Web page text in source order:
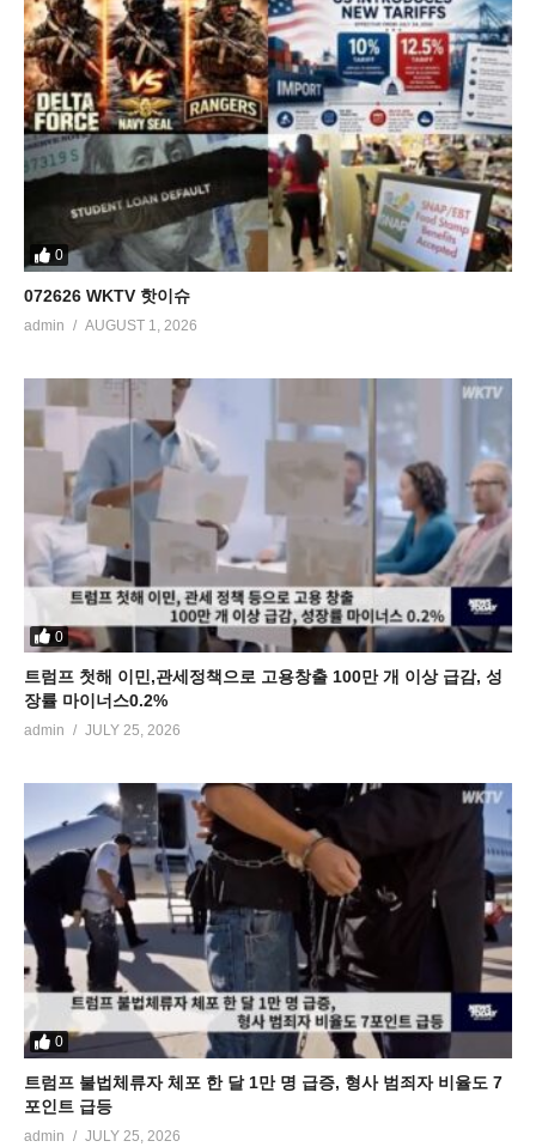
0
072626 WKTV 핫이슈
admin AUGUST 1, 2026
0
트럼프 첫해 이민,관세정책으로 고용창출 100만 개 이상 급감, 성
장률 마이너스0.2%
admin JULY 25, 2026
0
트럼프 불법체류자 체포 한 달 1만 명 급증, 형사 범죄자 비율도 7
포인트 급등
admin JULY 25, 2026